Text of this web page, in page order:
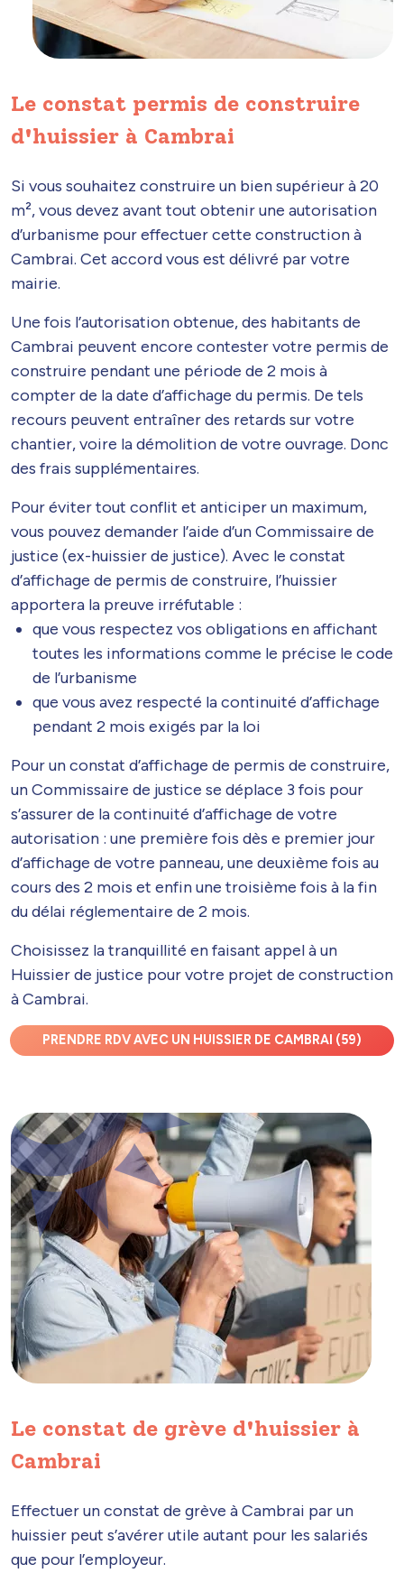
Le constat permis de construire
d'huissier à Cambrai
Si vous souhaitez construire un bien supérieur à 20
m², vous devez avant tout obtenir une autorisation
d’urbanisme pour effectuer cette construction à
Cambrai. Cet accord vous est délivré par votre
mairie.
Une fois l’autorisation obtenue, des habitants de
Cambrai peuvent encore contester votre permis de
construire pendant une période de 2 mois à
compter de la date d’affichage du permis. De tels
recours peuvent entraîner des retards sur votre
chantier, voire la démolition de votre ouvrage. Donc
des frais supplémentaires.
Pour éviter tout conflit et anticiper un maximum,
vous pouvez demander l’aide d’un Commissaire de
justice (ex-huissier de justice). Avec le constat
d’affichage de permis de construire, l’huissier
apportera la preuve irréfutable :
que vous respectez vos obligations en affichant
toutes les informations comme le précise le code
de l’urbanisme
que vous avez respecté la continuité d’affichage
pendant 2 mois exigés par la loi
Pour un constat d’affichage de permis de construire,
un Commissaire de justice se déplace 3 fois pour
s’assurer de la continuité d’affichage de votre
autorisation : une première fois dès e premier jour
d’affichage de votre panneau, une deuxième fois au
cours des 2 mois et enfin une troisième fois à la fin
du délai réglementaire de 2 mois.
Choisissez la tranquillité en faisant appel à un
Huissier de justice pour votre projet de construction
à Cambrai.
PRENDRE RDV AVEC UN HUISSIER DE CAMBRAI (59)
Le constat de grève d'huissier à
Cambrai
Effectuer un constat de grève à Cambrai par un
huissier peut s’avérer utile autant pour les salariés
que pour l’employeur.